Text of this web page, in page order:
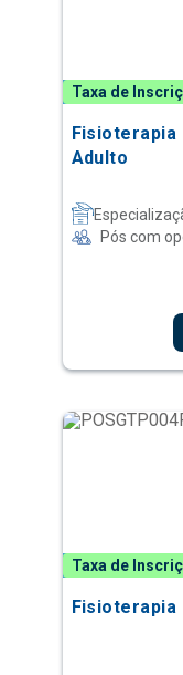
Taxa de
Fisioterapia
Adulto
Pós com
Taxa de
Fisioterapia